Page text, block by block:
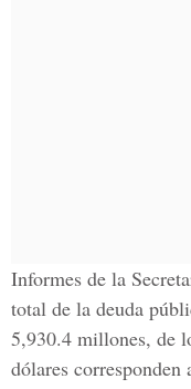
Informes de la
total de la deuda
5,930.4 millones, de
dólares corresponden